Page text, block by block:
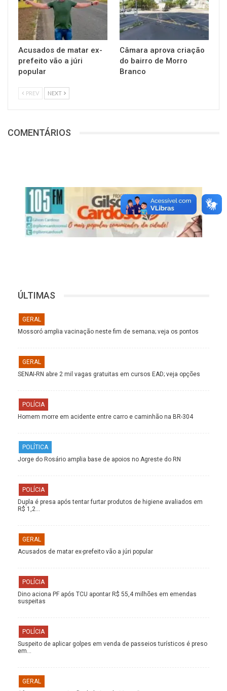
Acusados de matar ex-
prefeito vão a júri
popular
Câmara aprova criação
do bairro de Morro
Branco
PREV NEXT
COMENTÁRIOS
ÚLTIMAS
GERAL
Mossoró amplia vacinação neste fim de semana; veja os pontos
GERAL
SENAI-RN abre 2 mil vagas gratuitas em cursos EAD; veja opções
POLÍCIA
Homem morre em acidente entre carro e caminhão na BR-304
POLÍTICA
Jorge do Rosário amplia base de apoios no Agreste do RN
POLÍCIA
Dupla é presa após tentar furtar produtos de higiene avaliados em
R$ 1,2…
GERAL
Acusados de matar ex-prefeito vão a júri popular
POLÍCIA
Dino aciona PF após TCU apontar R$ 55,4 milhões em emendas
suspeitas
POLÍCIA
Suspeito de aplicar golpes em venda de passeios turísticos é preso
em…
GERAL